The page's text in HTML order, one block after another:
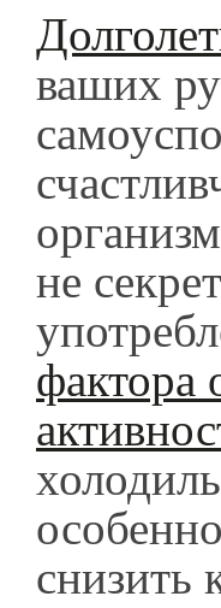
ваших
не
фактора
снизить